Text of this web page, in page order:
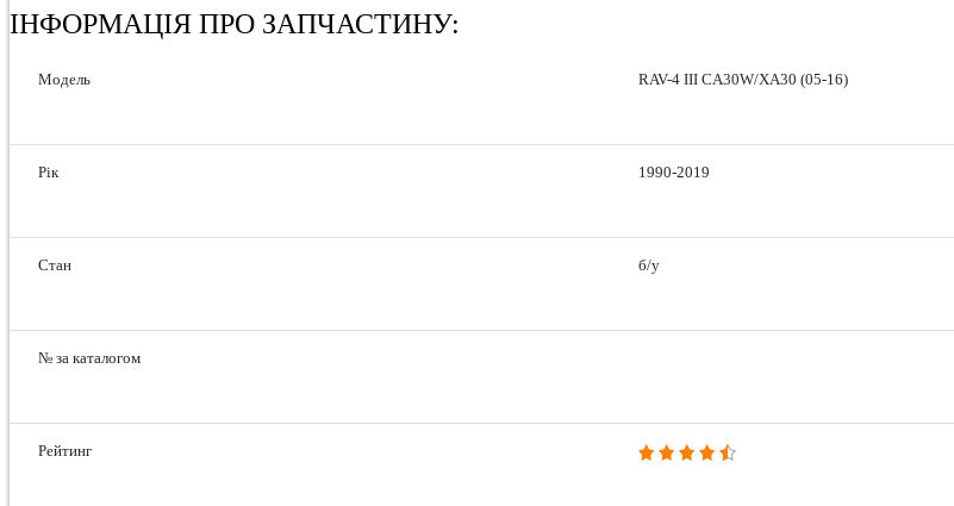
ІНФОРМАЦІЯ ПРО ЗАПЧАСТИНУ:
Модель RAV-4 III CA30W/XA30 (05-16)
Рік 1990-2019
Стан б/у
№ за каталогом
Рейтинг